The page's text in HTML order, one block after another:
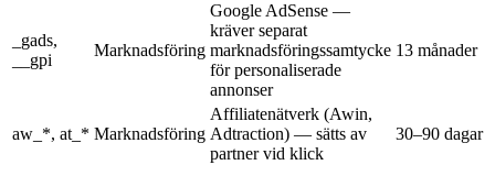
_gads,
__gpi
Marknadsföring
Google AdSense —
kräver separat
marknadsföringssamtycke
för personaliserade
annonser
13 månader
aw_*, at_* Marknadsföring
Affiliatenätverk (Awin,
Adtraction) — sätts av
partner vid klick
30–90 dagar